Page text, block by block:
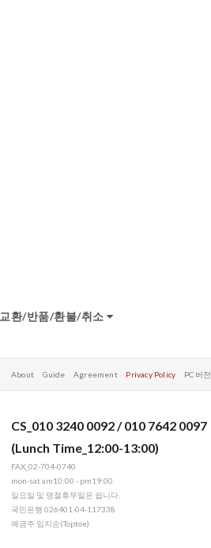
교환/반품/환불/취소
About Guide Agreement Privacy Policy PC 버전
CS_010 3240 0092 / 010 7642 0097
(Lunch Time_12:00-13:00)
FAX_02-704-0740
mon-sat am10:00 - pm19:00
일요일 및 명절휴무일은 쉽니다.
국민은행 026401-04-117338
예금주 임지순(Toptoe)